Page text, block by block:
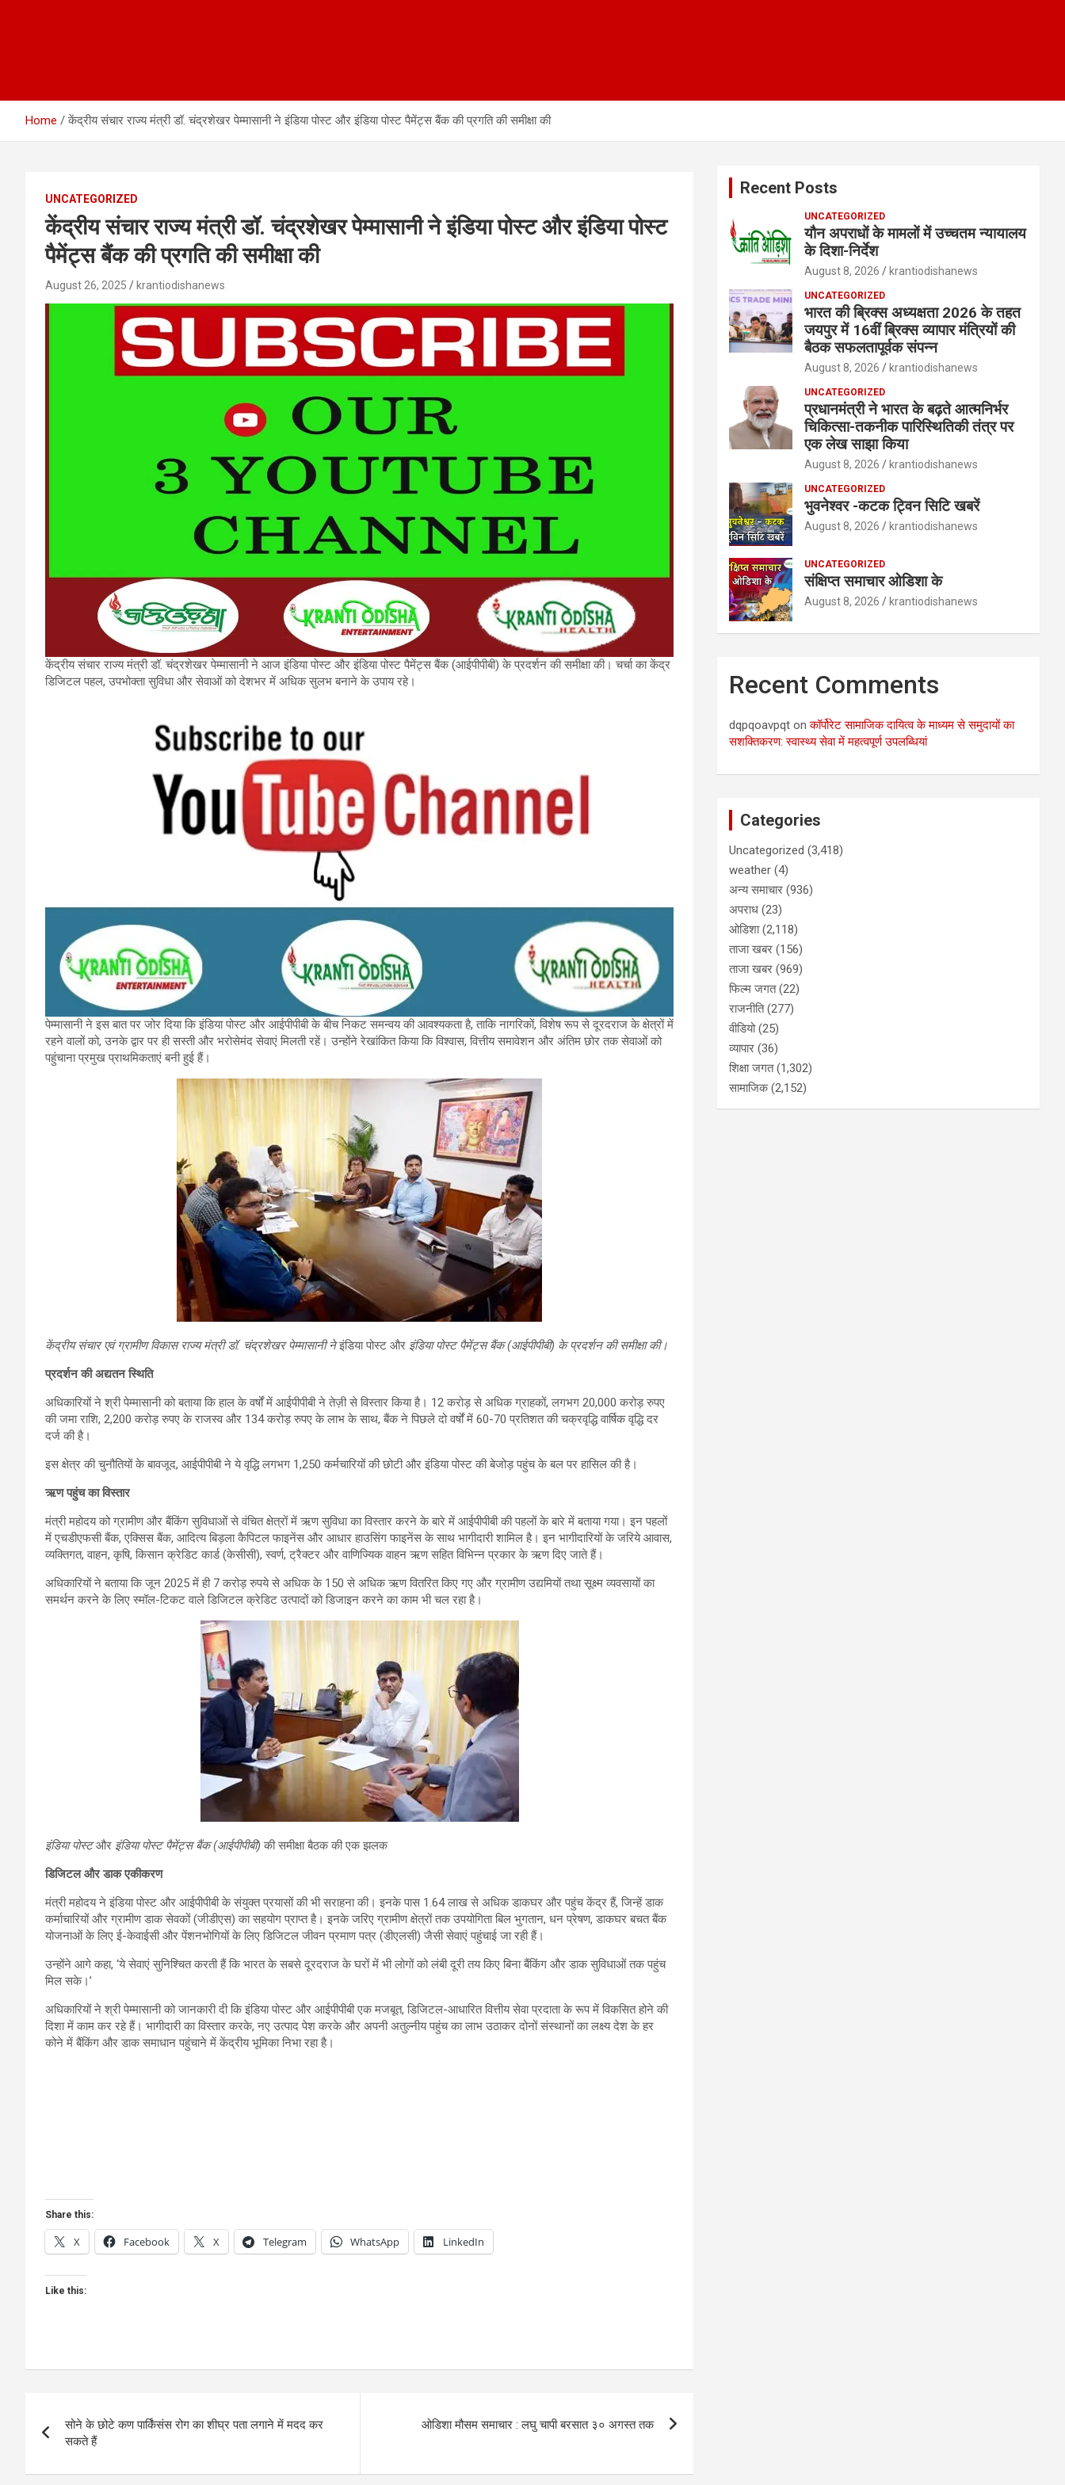
Home केंद्रीय संचार राज्य मंत्री डॉ. चंद्रशेखर पेम्मासानी ने इंडिया पोस्ट और इंडिया पोस्ट पैमेंट्स बैंक की प्रगति की समीक्षा की
UNCATEGORIZED
केंद्रीय संचार राज्य मंत्री डॉ. चंद्रशेखर पेम्मासानी ने इंडिया पोस्ट और इंडिया पोस्ट
पैमेंट्स बैंक की प्रगति की समीक्षा की
August 26, 2025 krantiodishanews
केंद्रीय संचार राज्य मंत्री डॉ. चंद्रशेखर पेम्मासानी ने आज इंडिया पोस्ट और इंडिया पोस्ट पैमेंट्स बैंक (आईपीपीबी) के प्रदर्शन की समीक्षा की। चर्चा का केंद्र
डिजिटल पहल, उपभोक्ता सुविधा और सेवाओं को देशभर में अधिक सुलभ बनाने के उपाय रहे।
पेम्मासानी ने इस बात पर जोर दिया कि इंडिया पोस्ट और आईपीपीबी के बीच निकट समन्वय की आवश्यकता है, ताकि नागरिकों, विशेष रूप से दूरदराज के क्षेत्रों में
रहने वालों को, उनके द्वार पर ही सस्ती और भरोसेमंद सेवाएं मिलती रहें। उन्होंने रेखांकित किया कि विश्वास, वित्तीय समावेशन और अंतिम छोर तक सेवाओं को
पहुंचाना प्रमुख प्राथमिकताएं बनी हुई हैं।
केंद्रीय संचार एवं ग्रामीण विकास राज्य मंत्रीडॉ. चंद्रशेखर पेम्मासानी नेइंडिया पोस्ट और इंडिया पोस्ट पैमेंट्स बैंक (आईपीपीबी) के प्रदर्शन की समीक्षा की।
प्रदर्शन की अद्यतन स्थिति
अधिकारियों ने श्री पेम्मासानी को बताया कि हाल के वर्षों में आईपीपीबी ने तेज़ी से विस्तार किया है। 12 करोड़ से अधिक ग्राहकों, लगभग 20,000 करोड़ रुपए
की जमा राशि, 2,200 करोड़ रुपए के राजस्व और 134 करोड़ रुपए के लाभ के साथ, बैंक ने पिछले दो वर्षों में 60-70 प्रतिशत की चक्रवृद्धि वार्षिक वृद्धि दर
दर्ज की है।
इस क्षेत्र की चुनौतियों के बावजूद, आईपीपीबी ने ये वृद्धि लगभग 1,250 कर्मचारियों की छोटी और इंडिया पोस्ट की बेजोड़ पहुंच के बल पर हासिल की है।
ऋण पहुंच का विस्तार
मंत्री महोदय को ग्रामीण और बैंकिंग सुविधाओं से वंचित क्षेत्रों में ऋण सुविधा का विस्तार करने के बारे में आईपीपीबी की पहलों के बारे में बताया गया। इन पहलों
में एचडीएफसी बैंक, एक्सिस बैंक, आदित्य बिड़ला कैपिटल फाइनेंस और आधार हाउसिंग फाइनेंस के साथ भागीदारी शामिल है। इन भागीदारियों के जरिये आवास,
व्यक्तिगत, वाहन, कृषि, किसान क्रेडिट कार्ड (केसीसी), स्वर्ण, ट्रैक्टर और वाणिज्यिक वाहन ऋण सहित विभिन्न प्रकार के ऋण दिए जाते हैं।
अधिकारियों ने बताया कि जून 2025 में ही 7 करोड़ रुपये से अधिक के 150 से अधिक ऋण वितरित किए गए और ग्रामीण उद्यमियों तथा सूक्ष्म व्यवसायों का
समर्थन करने के लिए स्मॉल-टिकट वाले डिजिटल क्रेडिट उत्पादों को डिजाइन करने का काम भी चल रहा है।
इंडिया पोस्टऔर इंडिया पोस्ट पैमेंट्स बैंक (आईपीपीबी) की समीक्षा बैठक की एक झलक
डिजिटल और डाक एकीकरण
मंत्री महोदय ने इंडिया पोस्ट और आईपीपीबी के संयुक्त प्रयासों की भी सराहना की। इनके पास 1.64 लाख से अधिक डाकघर और पहुंच केंद्र हैं, जिन्हें डाक
कर्माचारियों और ग्रामीण डाक सेवकों (जीडीएस) का सहयोग प्राप्त है। इनके जरिए ग्रामीण क्षेत्रों तक उपयोगिता बिल भुगतान, धन प्रेषण, डाकघर बचत बैंक
योजनाओं के लिए ई-केवाईसी और पेंशनभोगियों के लिए डिजिटल जीवन प्रमाण पत्र (डीएलसी) जैसी सेवाएं पहुंचाई जा रही हैं।
उन्होंने आगे कहा, ‘ये सेवाएं सुनिश्चित करती हैं कि भारत के सबसे दूरदराज के घरों में भी लोगों को लंबी दूरी तय किए बिना बैंकिंग और डाक सुविधाओं तक पहुंच
मिल सके।’
अधिकारियों ने श्री पेम्मासानी को जानकारी दी कि इंडिया पोस्ट और आईपीपीबी एक मजबूत, डिजिटल-आधारित वित्तीय सेवा प्रदाता के रूप में विकसित होने की
दिशा में काम कर रहे हैं। भागीदारी का विस्तार करके, नए उत्पाद पेश करके और अपनी अतुल्नीय पहुंच का लाभ उठाकर दोनों संस्थानों का लक्ष्य देश के हर
कोने में बैंकिंग और डाक समाधान पहुंचाने में केंद्रीय भूमिका निभा रहा है।
Share this:
X Facebook X Telegram WhatsApp LinkedIn
Like this:
navigation
सोने के छोटे कण पार्किंसंस रोग का शीघ्र पता लगाने में मदद कर
सकते हैं
ओडिशा मौसम समाचार : लघु चापी बरसात ३० अगस्त तक
Recent Posts
UNCATEGORIZED
यौन अपराधों के मामलों में उच्चतम न्यायालय
के दिशा-निर्देश
August 8, 2026 krantiodishanews
UNCATEGORIZED
भारत की ब्रिक्‍स अध्यक्षता 2026 के तहत
जयपुर में 16वीं ब्रिक्‍स व्यापार मंत्रियों की
बैठक सफलतापूर्वक संपन्न
August 8, 2026 krantiodishanews
UNCATEGORIZED
प्रधानमंत्री ने भारत के बढ़ते आत्मनिर्भर
चिकित्सा-तकनीक पारिस्थितिकी तंत्र पर
एक लेख साझा किया
August 8, 2026 krantiodishanews
UNCATEGORIZED
भुवनेश्वर -कटक ट्विन सिटि खबरें
August 8, 2026 krantiodishanews
UNCATEGORIZED
संक्षिप्त समाचार ओडिशा के
August 8, 2026 krantiodishanews
Recent Comments
dqpqoavpqt onकॉर्पोरेट सामाजिक दायित्व के माध्यम से समुदायों का
सशक्तिकरण: स्वास्थ्य सेवा में महत्वपूर्ण उपलब्धियां
Categories
Uncategorized (3,418)
weather (4)
अन्य समाचार (936)
अपराध (23)
ओडिशा(2,118)
ताजा खबर (156)
ताजा खबर (969)
फिल्म जगत(22)
राजनीति(277)
वीडियो(25)
व्यापार (36)
शिक्षा जगत(1,302)
सामाजिक(2,152)